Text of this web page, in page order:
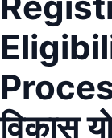
विकास